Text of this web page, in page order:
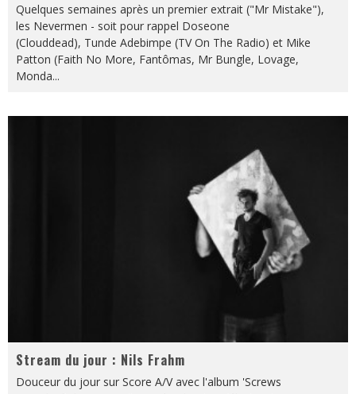
Quelques semaines après un premier extrait ("Mr Mistake"),
les Nevermen - soit pour rappel Doseone
(Clouddead), Tunde Adebimpe (TV On The Radio) et Mike
Patton (Faith No More, Fantômas, Mr Bungle, Lovage,
Monda...
Stream du jour : Nils Frahm
Douceur du jour sur Score A/V avec l'album 'Screws